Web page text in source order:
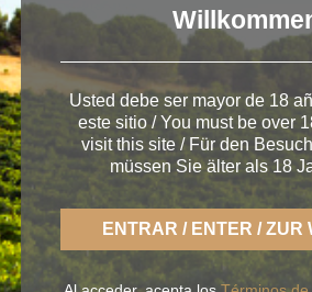
Deja una respuesta
Lo siento, debes estarconectado
comentario.
Usted debe ser mayor de 18
este sitio / You must be over
visit this site / Für den
müssen Sie älter als 18
ENTRAR / ENTER / ZUR